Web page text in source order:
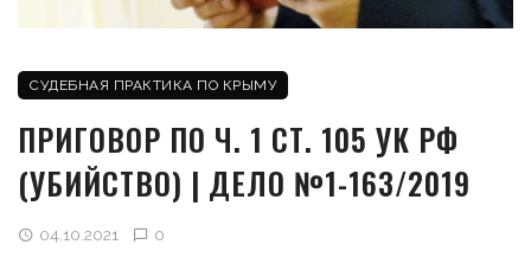
СУДЕБНАЯ ПРАКТИКА ПО КРЫМУ
ПРИГОВОР ПО Ч. 1 СТ. 105 УК РФ
(УБИЙСТВО) | ДЕЛО №1-163/2019
04.10.2021 0